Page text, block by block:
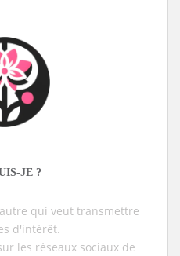
JE ?
qui veut transmettre
d'intérêt.
les réseaux sociaux de